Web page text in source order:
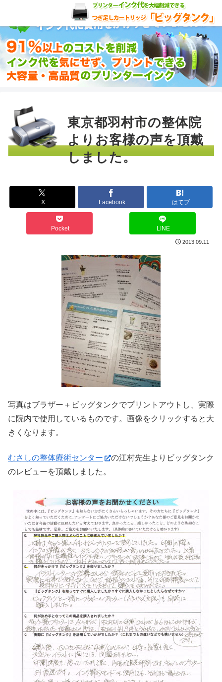
東京都羽村市の整体院
よりお客様の声を頂戴
しました。
X Facebook はてブ
Pocket LINE
2013.09.11
写真はブラザー＋ビッグタンクでプリントアウトし、実際
に院内で使用しているものです。画像をクリックすると大
きくなります。
むさしの整体療術センター
の江村先生よりビッグタンク
のレビューを頂戴しました。